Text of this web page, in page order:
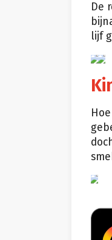
De
lijf